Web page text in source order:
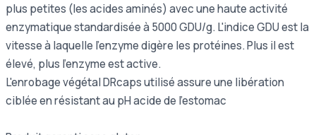
plus petites (les acides aminés) avec une haute activité
enzymatique standardisée à 5000 GDU/g. L'indice GDU est la
vitesse à laquelle l'enzyme digère les protéines. Plus il est
élevé, plus l'enzyme est active.
L'enrobage végétal DRcaps utilisé assure une libération
ciblée en résistant au pH acide de l'estomac